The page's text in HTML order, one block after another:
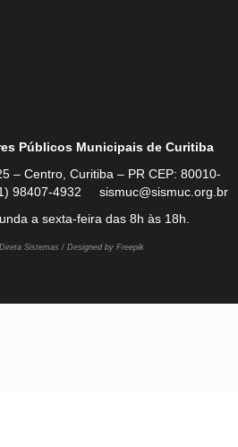
Públicos Municipais de Curitiba
– Centro, Curitiba – PR CEP: 80010-
98407-4932 sismuc@sismuc.org.br
a sexta-feira das 8h às 18h.
Sistemas / Designed by Freepik